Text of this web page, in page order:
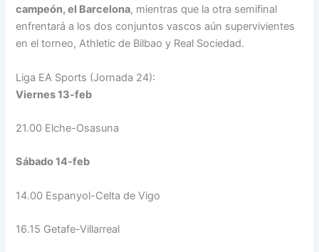
campeón, el Barcelona, mientras que la otra semifinal
enfrentará a los dos conjuntos vascos aún supervivientes
en el torneo, Athletic de Bilbao y Real Sociedad.
Liga EA Sports (Jornada 24):
Viernes 13-feb
21.00 Elche-Osasuna
Sábado 14-feb
14.00 Espanyol-Celta de Vigo
16.15 Getafe-Villarreal